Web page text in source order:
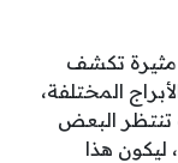
جولة فلكية مثيرة تكشف
المختلفة،
البعض
ليكون هذا